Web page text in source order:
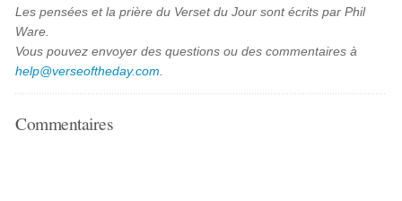
Les pensées et la prière du Verset du Jour sont écrits par Phil
Ware.
Vous pouvez envoyer des questions ou des commentaires à
help@verseoftheday.com
Commentaires